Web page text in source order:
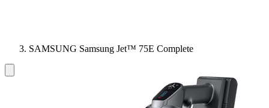
SAMSUNG Samsung Jet™ 75E Complete